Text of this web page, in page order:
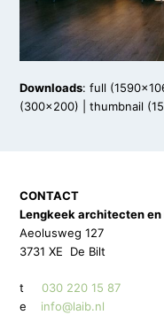
Downloads:full
(300x200) |thumbnail
CONTACT
Lengkeek architecten
Aeolusweg 127
3731 XE De Bilt
t030 220 15 87
e info@laib.nl